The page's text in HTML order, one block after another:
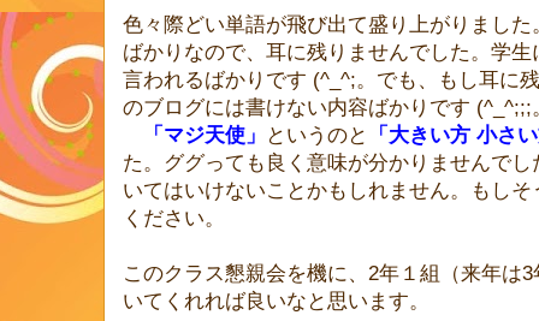
色々際どい単語が飛び出て盛り上がりまし
ばかりなので、耳に残りませんでした。学
言われるばかりです (^_^;。でも、もし耳に
のブログには書けない内容ばかりです (^_^;;;
「マジ天使」
というのと
「大きい方 小さ
た。ググっても良く意味が分かりませんで
いてはいけないことかもしれません。もし
ください。
このクラス懇親会を機に、2年１組（来年は
いてくれれば良いなと思います。